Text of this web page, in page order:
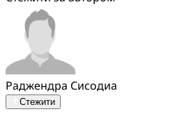
Раджендра Сисодиа
Стежити